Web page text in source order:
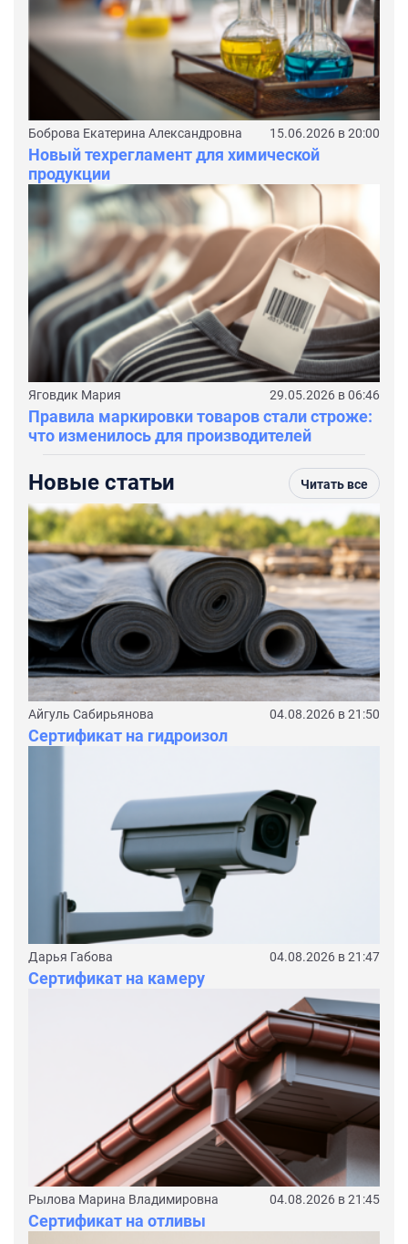
Боброва Екатерина Александровна 15.06.2026 в 20:00
Новый техрегламент для химической
продукции
Яговдик Мария 29.05.2026 в 06:46
Правила маркировки товаров стали строже:
что изменилось для производителей
Новые статьи Читать все
Айгуль Сабирьянова 04.08.2026 в 21:50
Сертификат на гидроизол
Дарья Габова 04.08.2026 в 21:47
Сертификат на камеру
Рылова Марина Владимировна 04.08.2026 в 21:45
Сертификат на отливы